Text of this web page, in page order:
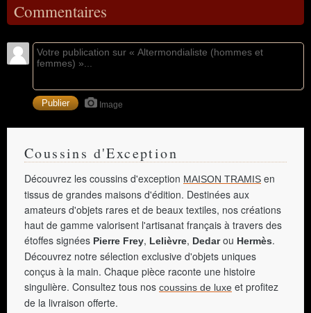
Commentaires
Image
Coussins d'Exception
Découvrez les coussins d'exception MAISON TRAMIS en
tissus de grandes maisons d'édition. Destinées aux
amateurs d'objets rares et de beaux textiles, nos créations
haut de gamme valorisent l'artisanat français à travers des
étoffes signées Pierre Frey, Lelièvre, Dedarou Hermès.
Découvrez notre sélection exclusive d'objets uniques
conçus à la main. Chaque pièce raconte une histoire
singulière. Consultez tous nos coussins de luxe et profitez
de la livraison offerte.